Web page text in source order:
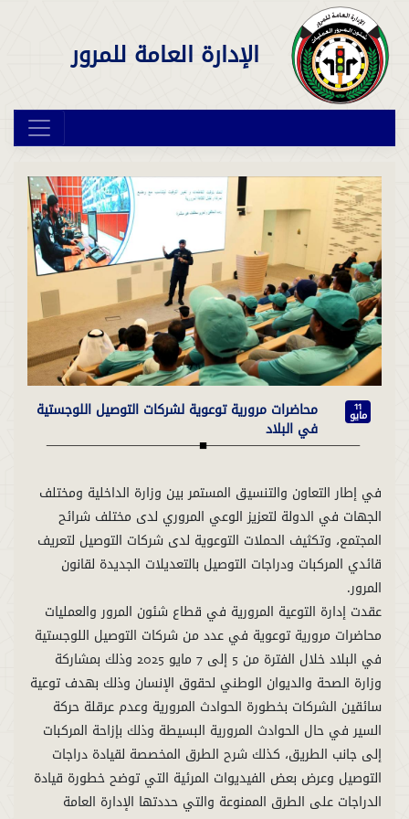
الإدارة العامة للمرور
11
مايو محاضرات مرورية توعوية لشركات التوصيل اللوجستية
في البلاد
في إطار التعاون والتنسيق المستمر بين وزارة الداخلية ومختلف
الجهات في الدولة لتعزيز الوعي المروري لدى مختلف شرائح
المجتمع، وتكثيف الحملات التوعوية لدى شركات التوصيل لتعريف
قائدي المركبات ودراجات التوصيل بالتعديلات الجديدة لقانون
عقدت إدارة التوعية المرورية في قطاع شئون المرور والعمليات
محاضرات مرورية توعوية في عدد من شركات التوصيل اللوجستية
في البلاد خلال الفترة من 5 إلى 7 مايو 2025 وذلك بمشاركة
وزارة الصحة والديوان الوطني لحقوق الإنسان وذلك بهدف توعية
سائقين الشركات بخطورة الحوادث المرورية وعدم عرقلة حركة
السير في حال الحوادث المرورية البسيطة وذلك بإزاحة المركبات
إلى جانب الطريق، كذلك شرح الطرق المخصصة لقيادة دراجات
التوصيل وعرض بعض الفيديوات المرئية التي توضح خطورة قيادة
الدراجات على الطرق الممنوعة والتي حددتها الإدارة العامة